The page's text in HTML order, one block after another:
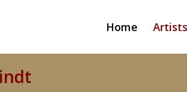
Home Artists